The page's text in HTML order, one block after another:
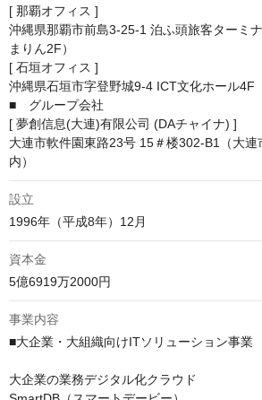
[ 那覇オフィス ]
沖縄県那覇市前島3-25-1 泊ふ頭旅客ターミ
まりん2F）
[ 石垣オフィス ]
沖縄県石垣市字登野城9-4 ICT文化ホール4F
■　グループ会社
[ 夢創信息(大連)有限公司 (DAチャイナ) ]
大連市軟件園東路23号 15＃楼302-B1（大連
内）
設立
1996年（平成8年）12月
資本金
5億6919万2000円
事業内容
■大企業・大組織向けITソリューション事業
大企業の業務デジタル化クラウド